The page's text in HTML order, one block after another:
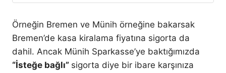
Örneğin Bremen ve Münih örneğine bakarsak
Bremen’de kasa kiralama fiyatına sigorta da
dahil. Ancak Münih Sparkasse’ye baktığımızda
“İsteğe bağlı” sigorta diye bir ibare karşınıza